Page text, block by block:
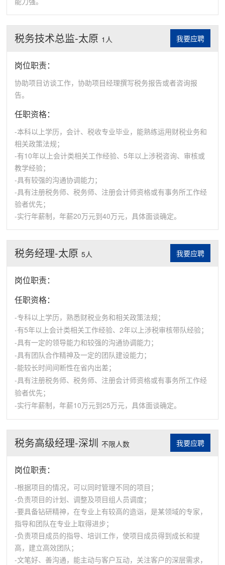
税务技术总监-太原 1人 我要应聘
岗位职责：
协助项目访谈工作，协助项目经理撰写税务报告或者咨询报
告。
任职资格：
-本科以上学历，会计、税收专业毕业，能熟练运用财税业务和
相关政策法规；
-有10年以上会计类相关工作经验、5年以上涉税咨询、审核或
教学经验；
-具有较强的沟通协调能力；
-具有注册税务师、税务师、注册会计师资格或有事务所工作经
验者优先；
-实行年薪制，年薪20万元到40万元，具体面谈确定。
税务经理-太原5人 我要应聘
岗位职责：
任职资格：
-专科以上学历，熟悉财税业务和相关政策法规；
-有5年以上会计类相关工作经验、2年以上涉税审核带队经验；
-具有一定的领导能力和较强的沟通协调能力；
-具有团队合作精神及一定的团队建设能力；
-能较长时间间断性在省内出差；
-具有注册税务师、税务师、注册会计师资格或有事务所工作经
验者优先；
-实行年薪制，年薪10万元到25万元，具体面谈确定。
税务高级经理-深圳 不限人数 我要应聘
岗位职责：
-根据项目的情况，可以同时管理不同的项目；
-负责项目的计划、调整及项目组人员调度；
-要具备钻研精神，在专业上有较高的造诣，是某领域的专家，
指导和团队在专业上取得进步；
-负责项目成员的指导、培训工作，使项目成员得到成长和提
高，建立高效团队；
-文笔好、善沟通，能主动与客户互动，关注客户的深层需求，